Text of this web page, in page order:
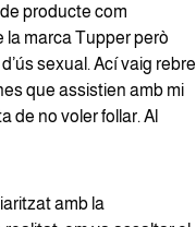
producte com
la marca Tupper però
sexual. Ací vaig rebre
que assistien amb mi
de no voler follar. Al
amb la